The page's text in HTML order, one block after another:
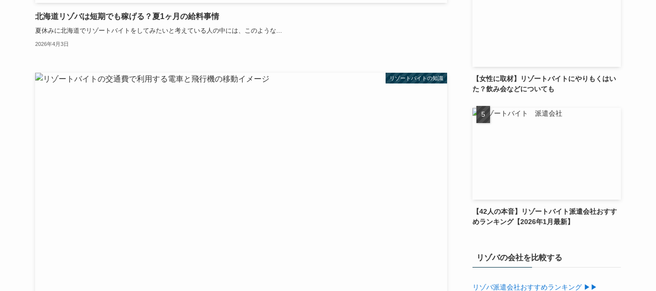
北海道リゾバは短期でも稼げる？夏1ヶ月の給料事情
夏休みに北海道でリゾートバイトをしてみたいと考えている人の中には、このような...
2026年4月3日
リゾートバイトの知識
【女性に取材】リゾートバイトにやりもくはい
た？飲み会などについても
【42人の本音】リゾートバイト派遣会社おすす
めランキング【2026年1月最新】
リゾバの会社を比較する
リゾバ派遣会社おすすめランキング ▶▶